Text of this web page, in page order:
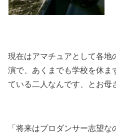
現在はアマチュアとして各地
演で、あくまでも学校を休ま
ている二人なんです、とお母
「将来はプロダンサー志望